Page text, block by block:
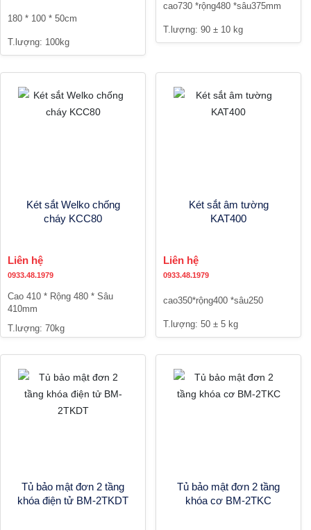
180 * 100 * 50cm
T.lượng: 100kg
cao730 *rộng480 *sâu375mm
T.lượng: 90 ± 10 kg
Két sắt Welko chống
cháy KCC80
Liên hệ
0933.48.1979
Cao 410 * Rộng 480 * Sâu
410mm
T.lượng: 70kg
Két sắt âm tường
KAT400
Liên hệ
0933.48.1979
cao350*rộng400 *sâu250
T.lượng: 50 ± 5 kg
Tủ bảo mật đơn 2 tầng
khóa điện tử BM-2TKDT
Tủ bảo mật đơn 2 tầng
khóa cơ BM-2TKC